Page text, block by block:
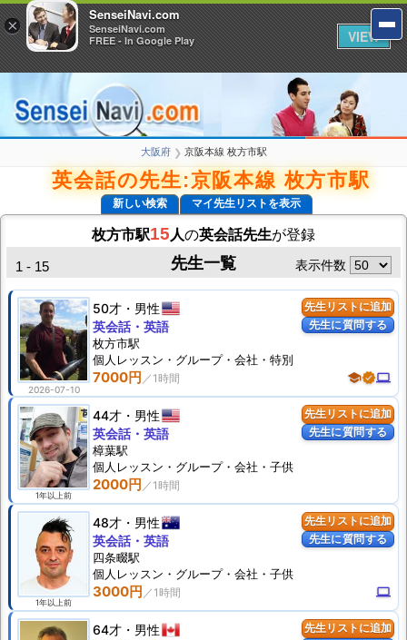
大阪府 ❯ 京阪本線 枚方市駅
英会話の先生:京阪本線 枚方市駅
新しい検索 マイ先生リストを表示
枚方市駅15 人の英会話先生が登録
先生一覧
1 - 15 表示件数
先生リストに追加
先生に質問する
2026-07-10
50才 男性
7000円 schoolverifiedcomputer
英会話・英語
枚方市駅
個人 レッスン ・グループ・会社・特別
先生リストに追加
先生に質問する
1年以上前
44才 男性
2000円
英会話・英語
樟葉駅
個人 レッスン ・グループ・会社・子供
先生リストに追加
先生に質問する
1年以上前
48才 男性
3000円 computer
英会話・英語
四条畷駅
個人 レッスン ・グループ・会社・子供
先生リストに追加
64才 男性
×
SenseiNavi.com
SenseiNavi.com
FREE - In Google Play
VIEW
×
SenseiNavi.com
SenseiNavi.com
FREE - In Google Play
VIEW